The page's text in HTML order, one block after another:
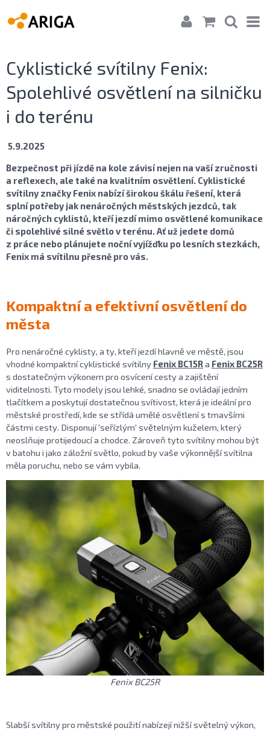
Cyklistické svítilny Fenix:
Spolehlivé osvětlení na silničku
i do terénu
5.9.2025
Bezpečnost při jízdě na kole závisí nejen na vaší zručnosti
a reflexech, ale také na kvalitním osvětlení. Cyklistické
svítilny značky Fenix nabízí širokou škálu řešení, která
splní potřeby jak nenáročných městských jezdců, tak
náročných cyklistů, kteří jezdí mimo osvětlené komunikace
či spolehlivé silné světlo v terénu. Ať už jedete domů
z práce nebo plánujete noční vyjížďku po lesních stezkách,
Fenix má svítilnu přesně pro vás.
Kompaktní a efektivní osvětlení do
města
Pro nenáročné cyklisty, a ty, kteří jezdí hlavně ve městě, jsou
vhodné kompaktní cyklistické svítilny Fenix BC15Ra Fenix BC25R
s dostatečným výkonem pro osvícení cesty a zajištění
viditelnosti. Tyto modely jsou lehké, snadno se ovládají jedním
tlačítkem a poskytují dostatečnou svítivost, která je ideální pro
městské prostředí, kde se střídá umělé osvětlení s tmavšími
částmi cesty. Disponují 'seřízlým' světelným kuželem, který
neoslňuje protijedoucí a chodce. Zároveň tyto svítilny mohou být
v batohu i jako záložní světlo, pokud by vaše výkonnější svítilna
měla poruchu, nebo se vám vybila.
Fenix BC25R
Slabší svítilny pro městské použití nabízejí nižší světelný výkon,